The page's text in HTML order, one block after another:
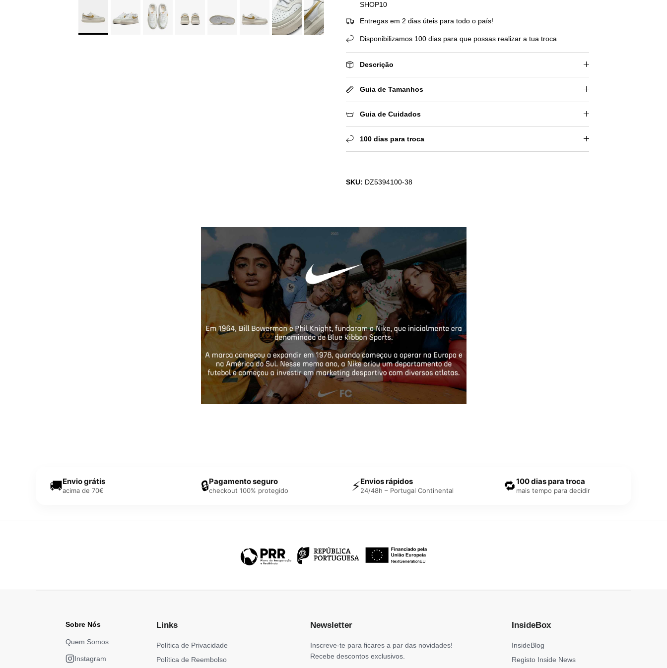
SHOP10
Entregas em 2 dias úteis para todo o país!
Disponibilizamos 100 dias para que possas realizar a tua troca
Descrição
Guia de Tamanhos
Guia de Cuidados
100 dias para troca
SKU: DZ5394100-38
🚚Envio grátis
acima de 70€ 🔒Pagamento seguro
checkout 100% protegido ⚡Envios rápidos
24/48h – Portugal Continental 🔁100 dias para troca
mais tempo para decidir
Sobre Nós
Quem Somos
Instagram
Links
Política de Privacidade
Política de Reembolso
Newsletter
Inscreve-te para ficares a par das novidades!
Recebe descontos exclusivos.
InsideBox
InsideBlog
Registo Inside News